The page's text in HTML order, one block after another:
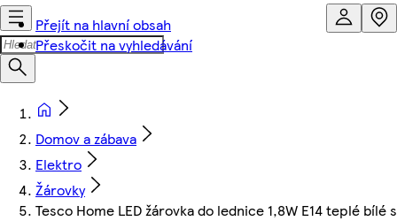
Přejít na hlavní obsah
Přeskočit na vyhledávání
Domov a zábava
Elektro
Žárovky
Tesco Home LED žárovka do lednice 1,8W E14 teplé bílé